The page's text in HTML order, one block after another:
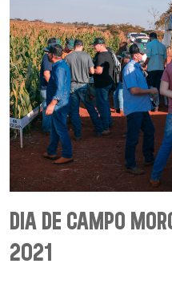
DIA DE CAMPO
2021